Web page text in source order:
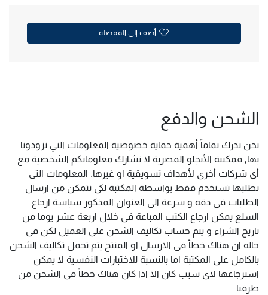
أضف إلى المفضلة
الشحن والدفع
نحن ندرك تماماً أهمية حماية خصوصية المعلومات التي تزودونا
بها, فمكتبة الأنجلو المصرية لا تشارك معلوماتكم الشخصية مع
أي شركات أخرى لأهداف تسويقية او غيرها. المعلومات التي
نطلبها تستخدم فقط بواسطة المكتبة لكى نتمكن من ارسال
الطلبات فى دقه و سرعة الى العنوان المذكور سياسة ارجاع
السلع يمكن ارجاع الكتب المباعة فى خلال اربعة عشر يوما من
تاريخ الشراء و يتم حساب تكاليف الشحن على العميل لكن فى
حاله ان هناك خطأ فى الارسال او المنتج يتم تحمل تكاليف الشحن
بالكامل على المكتبة اما بالنسبة للاختبارات النفسية لا يمكن
استرجاعها لاى سبب كان الا اذا كان هناك خطأ فى الشحن من
طرفنا